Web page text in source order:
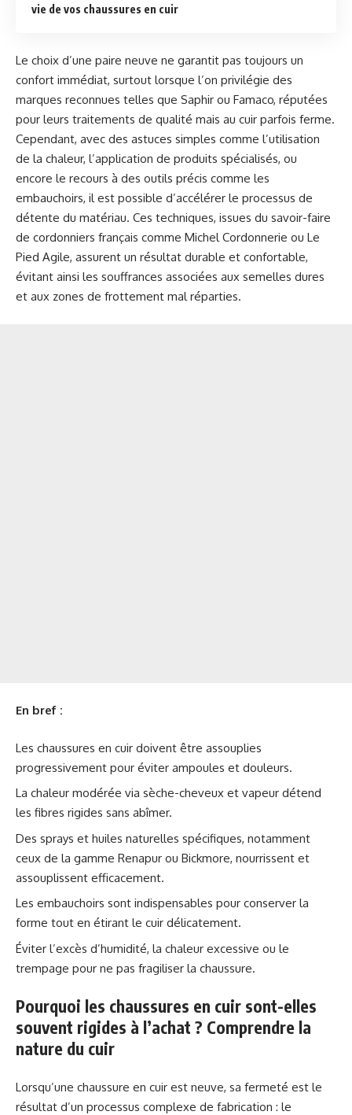
vie de vos chaussures en cuir
Le choix d’une paire neuve ne garantit pas toujours un
confort immédiat, surtout lorsque l’on privilégie des
marques reconnues telles que Saphir ou Famaco, réputées
pour leurs traitements de qualité mais au cuir parfois ferme.
Cependant, avec des astuces simples comme l’utilisation
de la chaleur, l’application de produits spécialisés, ou
encore le recours à des outils précis comme les
embauchoirs, il est possible d’accélérer le processus de
détente du matériau. Ces techniques, issues du savoir-faire
de cordonniers français comme Michel Cordonnerie ou Le
Pied Agile, assurent un résultat durable et confortable,
évitant ainsi les souffrances associées aux semelles dures
et aux zones de frottement mal réparties.
En bref :
Les chaussures en cuir doivent être assouplies
progressivement pour éviter ampoules et douleurs.
La chaleur modérée via sèche-cheveux et vapeur détend
les fibres rigides sans abîmer.
Des sprays et huiles naturelles spécifiques, notamment
ceux de la gamme Renapur ou Bickmore, nourrissent et
assouplissent efficacement.
Les embauchoirs sont indispensables pour conserver la
forme tout en étirant le cuir délicatement.
Éviter l’excès d’humidité, la chaleur excessive ou le
trempage pour ne pas fragiliser la chaussure.
Pourquoi les chaussures en cuir sont-elles
souvent rigides à l’achat ? Comprendre la
nature du cuir
Lorsqu’une chaussure en cuir est neuve, sa fermeté est le
résultat d’un processus complexe de fabrication : le